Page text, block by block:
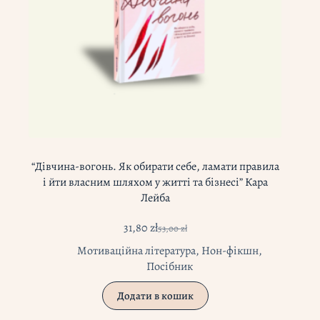
“Дівчина-вогонь. Як обирати себе, ламати правила
і йти власним шляхом у житті та бізнесі” Кара
Лейба
53,00zł
Оригінальна
ціна:
53,00 zł.
31,80złПоточна
ціна:
31,80 zł.
Мотиваційна література, Нон-фікшн,
Посібник
Додати в кошик